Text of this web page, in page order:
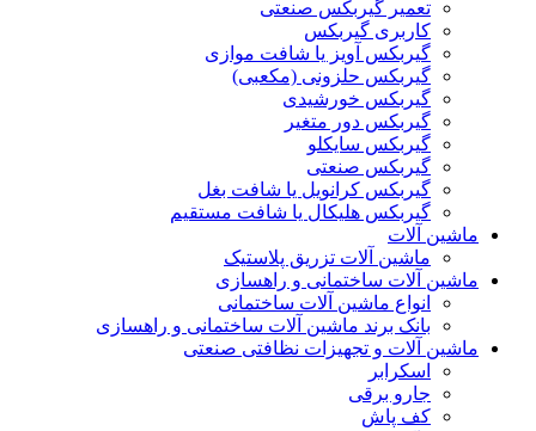
تعمیر گیربکس صنعتی
کاربری گیربکس
گیربکس آویز یا شافت موازی
گیربکس حلزونی (مکعبی)
گیربکس خورشیدی
گیربکس دور متغیر
گیربکس سایکلو
گیربکس صنعتی
گیربکس کرانویل یا شافت بغل
گیربکس هلیکال یا شافت مستقیم
ماشین آلات
ماشین آلات تزریق پلاستیک
ماشین آلات ساختمانی و راهسازی
انواع ماشین آلات ساختمانی
بانک برند ماشین آلات ساختمانی و راهسازی
ماشین آلات و تجهیزات نظافتی صنعتی
اسکرابر
جارو برقی
کف پاش